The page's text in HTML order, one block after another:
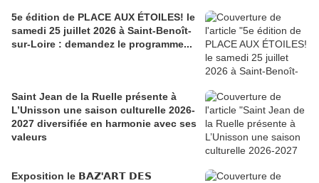
5e édition de PLACE AUX ÉTOILES! le
samedi 25 juillet 2026 à Saint-Benoît-
sur-Loire : demandez le programme...
Saint Jean de la Ruelle présente à
L’Unisson une saison culturelle 2026-
2027 diversifiée en harmonie avec ses
valeurs
Exposition le 𝗕𝗔𝗭'𝗔𝗥𝗧 𝗗𝗘𝗦